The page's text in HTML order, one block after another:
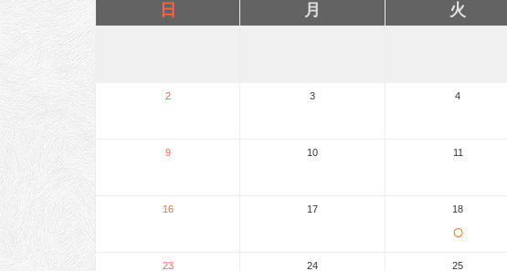
日 月 火
2 3 4
9 10 11
16 17 18
○
23 24 25